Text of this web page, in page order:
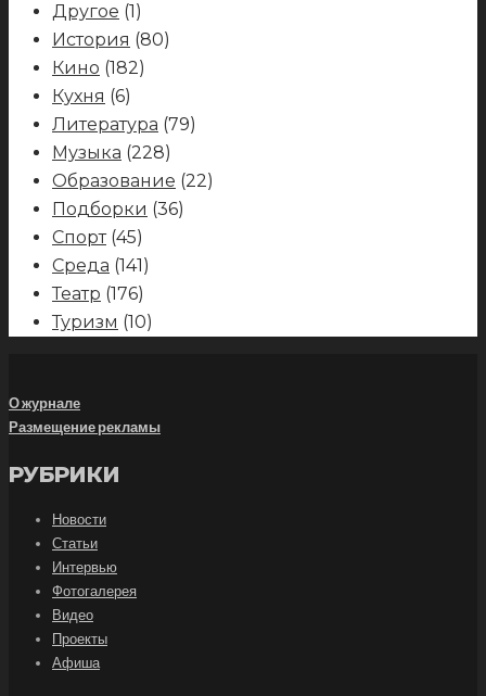
Другое (1)
История (80)
Кино (182)
Кухня (6)
Литература (79)
Музыка (228)
Образование (22)
Подборки (36)
Спорт(45)
Среда (141)
Театр (176)
Туризм (10)
О журнале
Размещение рекламы
РУБРИКИ
Новости
Статьи
Интервью
Фотогалерея
Видео
Проекты
Афиша